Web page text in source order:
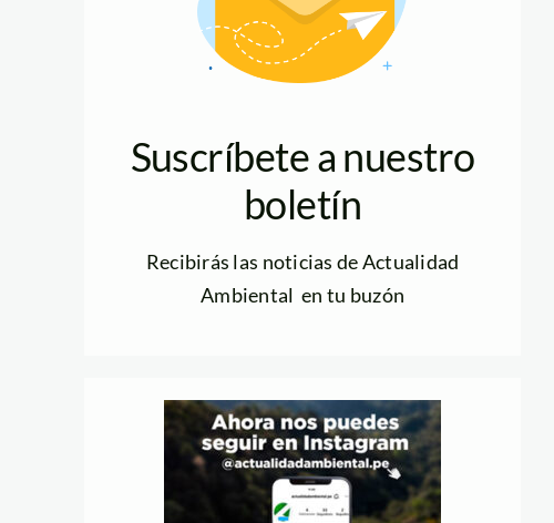
Suscríbete a nuestro
boletín
Recibirás las noticias de Actualidad
Ambiental en tu buzón